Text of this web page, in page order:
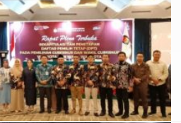
untuk Pilkada 2024. (Foto: